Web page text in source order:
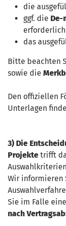
die
ggf. die De-
erforderlich
das
Bitte beachten
sowie die
Den offiziellen
Unterlagen
3) Die
Projekte trifft
Wir informieren
Sie im Falle
nach